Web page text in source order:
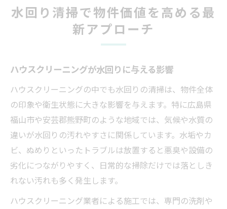
水回り清掃で物件価値を高める最
新アプローチ
ハウスクリーニングが水回りに与える影響
ハウスクリーニングの中でも水回りの清掃は、物件全体
の印象や衛生状態に大きな影響を与えます。特に広島県
福山市や安芸郡熊野町のような地域では、気候や水質の
違いが水回りの汚れやすさに関係しています。水垢やカ
ビ、ぬめりといったトラブルは放置すると悪臭や設備の
劣化につながりやすく、日常的な掃除だけでは落としき
れない汚れも多く発生します。
ハウスクリーニング業者による施工では、専門の洗剤や